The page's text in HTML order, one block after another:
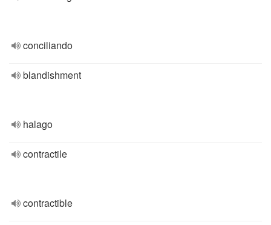
conciliando
blandishment
halago
contractile
contractible